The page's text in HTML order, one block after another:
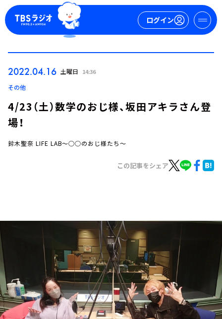
ログイン
イベント・グッズ
YouTube
会社情報
2022.04.16 土曜日 14:36
その他
4/23（土）数学のおじ様、坂田アキラさん登
場！
鈴木聖奈 LIFE LAB～○○のおじ様たち～
この記事をシェア